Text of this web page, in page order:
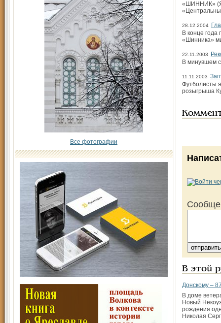
Все фотографии
«ШИННИК»
28.12.2004
В конце
«Шинника»
22.11.2003
В минувшем
11.11.2003
Футболисты
розыгрыша
В этой
Донскому –
В доме
Новый
рождения
Николая